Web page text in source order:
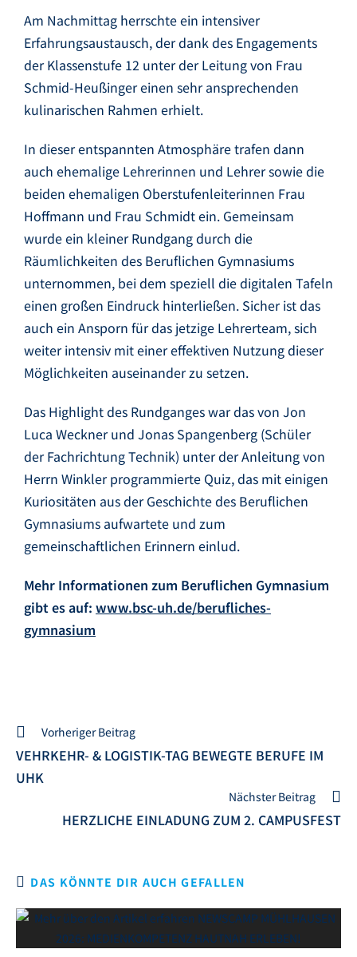
Am Nachmittag herrschte ein intensiver
Erfahrungsaustausch, der dank des Engagements
der Klassenstufe 12 unter der Leitung von Frau
Schmid-Heußinger einen sehr ansprechenden
kulinarischen Rahmen erhielt.
In dieser entspannten Atmosphäre trafen dann
auch ehemalige Lehrerinnen und Lehrer sowie die
beiden ehemaligen Oberstufenleiterinnen Frau
Hoffmann und Frau Schmidt ein. Gemeinsam
wurde ein kleiner Rundgang durch die
Räumlichkeiten des Beruflichen Gymnasiums
unternommen, bei dem speziell die digitalen Tafeln
einen großen Eindruck hinterließen. Sicher ist das
auch ein Ansporn für das jetzige Lehrerteam, sich
weiter intensiv mit einer effektiven Nutzung dieser
Möglichkeiten auseinander zu setzen.
Das Highlight des Rundganges war das von Jon
Luca Weckner und Jonas Spangenberg (Schüler
der Fachrichtung Technik) unter der Anleitung von
Herrn Winkler programmierte Quiz, das mit einigen
Kuriositäten aus der Geschichte des Beruflichen
Gymnasiums aufwartete und zum
gemeinschaftlichen Erinnern einlud.
Mehr Informationen zum Beruflichen Gymnasium
gibt es auf: www.bsc-uh.de/berufliches-
gymnasium
Vorheriger Beitrag
VEHRKEHR- & LOGISTIK-TAG BEWEGTE BERUFE IM
UHK
Nächster Beitrag
HERZLICHE EINLADUNG ZUM 2. CAMPUSFEST
DAS KÖNNTE DIR AUCH GEFALLEN